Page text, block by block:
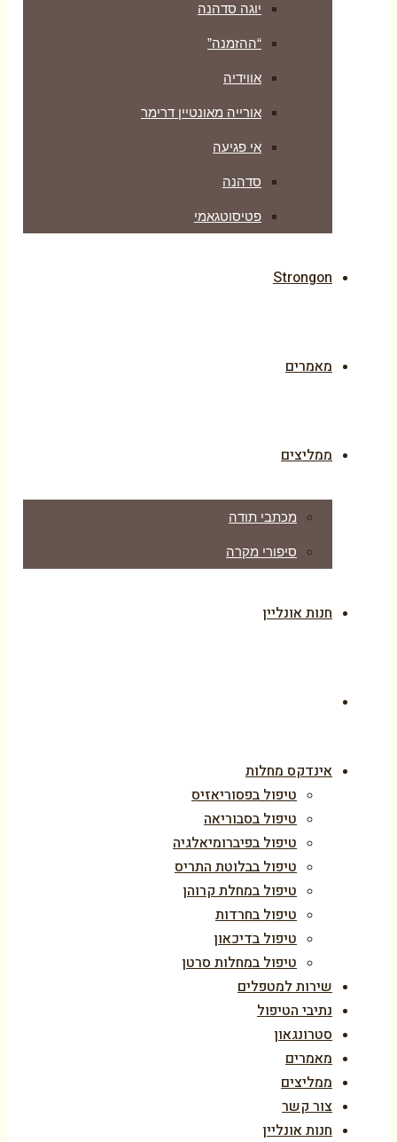
יוגה סדהנה
“ההזמנה”
אווידיה
אורייה מאונטיין דרימר
אי פגיעה
סדהנה
פטיסוטגאמי
Strongon
מאמרים
ממליצים
מכתבי תודה
סיפורי מקרה
חנות אונליין
אינדקס מחלות
טיפול בפסוריאזיס
טיפול בסבוריאה
טיפול בפיברומיאלגיה
טיפול בבלוטת התריס
טיפול במחלת קרוהן
טיפול בחרדות
טיפול בדיכאון
טיפול במחלות סרטן
שירות למטפלים
נתיבי הטיפול
סטרונגאון
מאמרים
ממליצים
צור קשר
חנות אונליין